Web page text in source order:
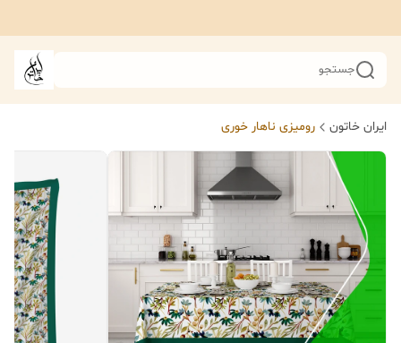
جستجو
ایران خاتون رومیزی ناهار خوری